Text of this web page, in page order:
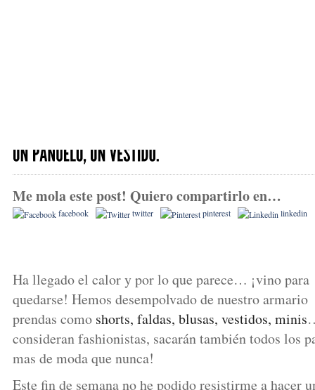
Me mola este post! Quiero compartirlo en…
facebook twitter pinterest linkedin
Ha llegado el calor y por lo que parece… ¡vino para
quedarse! Hemos desempolvado de nuestro armario
prendas como shorts, faldas, blusas, vestidos, minis
consideran fashionistas, sacarán también todos los
mas de moda que nunca!
Este fin de semana no he podido resistirme a hacer